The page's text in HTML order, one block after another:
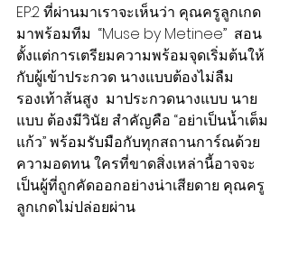
EP.2 ที่ผ่านมาเราจะเห็นว่า คุณครูลูกเกด
มาพร้อมทีม  “Muse by Metinee”  สอน
ตั้งแต่การเตรียมความพร้อมจุดเริ่มต้นให้
กับผู้เข้าประกวด นางแบบต้องไม่ลืม
รองเท้าส้นสูง  มาประกวดนางแบบ นาย
แบบ ต้องมีวินัย สำคัญคือ “อย่าเป็นน้ำเต็ม
แก้ว” พร้อมรับมือกับทุกสถานการ์ณด้วย
ความอดทน ใครที่ขาดสิ่งเหล่านี้อาจจะ
เป็นผู้ที่ถูกคัดออกอย่างน่าเสียดาย คุณครู
ลูกเกดไม่ปล่อยผ่าน